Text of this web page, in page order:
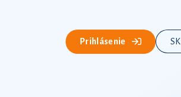
Prihlásenie SK